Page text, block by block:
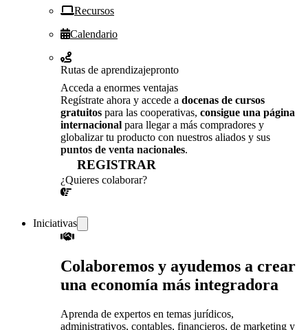
Recursos
Calendario
Rutas de aprendizajepronto
Acceda a enormes ventajas
Regístrate ahora y accede a docenas de cursos
gratuitos para las cooperativas, consigue una página
internacional para llegar a más compradores y
globalizar tu producto con nuestros aliados y sus
puntos de venta nacionales.
REGISTRAR
¿Quieres colaborar?
Iniciativas
Colaboremos y ayudemos a crear
una economía más integradora
Aprenda de expertos en temas jurídicos,
administrativos, contables, financieros, de marketing y